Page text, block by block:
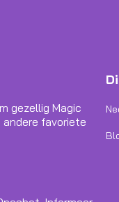
gezellig Magic
andere favoriete